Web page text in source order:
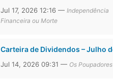
Jul 17, 2026 12:16 —Independência
Financeira ou Morte
Carteira de Dividendos – Julho
Jul 14, 2026 09:31 — Os Poupadores